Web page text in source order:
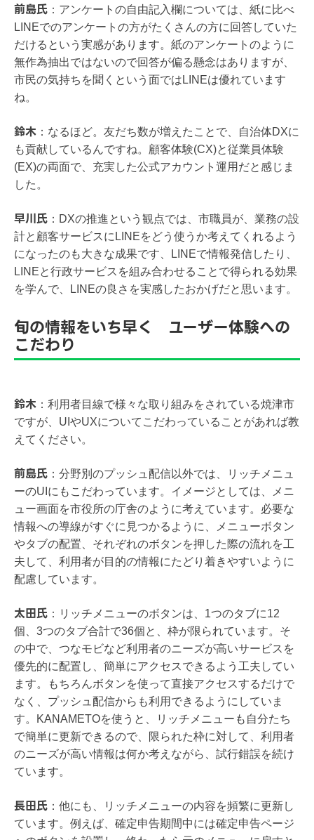
前島氏 ： アンケートの自由記入欄については、紙に比べ
LINEでのアンケートの方がたくさんの方に回答していた
だけるという実感があります。紙のアンケートのように
無作為抽出ではないので回答が偏る懸念はありますが、
市民の気持ちを聞くという面ではLINEは優れています
ね。
鈴木 ： なるほど。友だち数が増えたことで、自治体DXに
も貢献しているんですね。顧客体験(CX)と従業員体験
(EX)の両面で、充実した公式アカウント運用だと感じま
した。
早川氏 ： DXの推進という観点では、市職員が、業務の設
計と顧客サービスにLINEをどう使うか考えてくれるよう
になったのも大きな成果です、LINEで情報発信したり、
LINEと行政サービスを組み合わせることで得られる効果
を学んで、LINEの良さを実感したおかげだと思います。
旬の情報をいち早く ユーザー体験への
こだわり
鈴木 ： 利用者目線で様々な取り組みをされている焼津市
ですが、UIやUXについてこだわっていることがあれば教
えてください。
前島氏 ： 分野別のプッシュ配信以外では、リッチメニュ
ーのUIにもこだわっています。イメージとしては、メニ
ュー画面を市役所の庁舎のように考えています。必要な
情報への導線がすぐに見つかるように、メニューボタン
やタブの配置、それぞれのボタンを押した際の流れを工
夫して、利用者が目的の情報にたどり着きやすいように
配慮しています。
太田氏 ： リッチメニューのボタンは、1つのタブに12
個、3つのタブ合計で36個と、枠が限られています。そ
の中で、つなモビなど利用者のニーズが高いサービスを
優先的に配置し、簡単にアクセスできるよう工夫してい
ます。もちろんボタンを使って直接アクセスするだけで
なく、プッシュ配信からも利用できるようにしていま
す。KANAMETOを使うと、リッチメニューも自分たち
で簡単に更新できるので、限られた枠に対して、利用者
のニーズが高い情報は何か考えながら、試行錯誤を続け
ています。
長田氏 ： 他にも、リッチメニューの内容を頻繁に更新し
ています。例えば、確定申告期間中には確定申告ページ